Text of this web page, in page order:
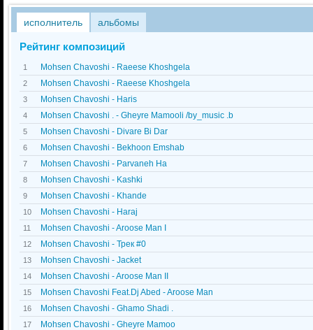
исполнитель альбомы
Рейтинг композиций
1 Mohsen Chavoshi - Raeese Khoshgela
2 Mohsen Chavoshi - Raeese Khoshgela
3 Mohsen Chavoshi - Haris
4 Mohsen Chavoshi . - Gheyre Mamooli /by_music .b
5 Mohsen Chavoshi - Divare Bi Dar
6 Mohsen Chavoshi - Bekhoon Emshab
7 Mohsen Chavoshi - Parvaneh Ha
8 Mohsen Chavoshi - Kashki
9 Mohsen Chavoshi - Khande
10 Mohsen Chavoshi - Haraj
11 Mohsen Chavoshi - Aroose Man I
12 Mohsen Chavoshi - Трек #0
13 Mohsen Chavoshi - Jacket
14 Mohsen Chavoshi - Aroose Man II
15 Mohsen Chavoshi Feat.Dj Abed - Aroose Man
16 Mohsen Chavoshi - Ghamo Shadi .
17 Mohsen Chavoshi - Gheyre Mamoo